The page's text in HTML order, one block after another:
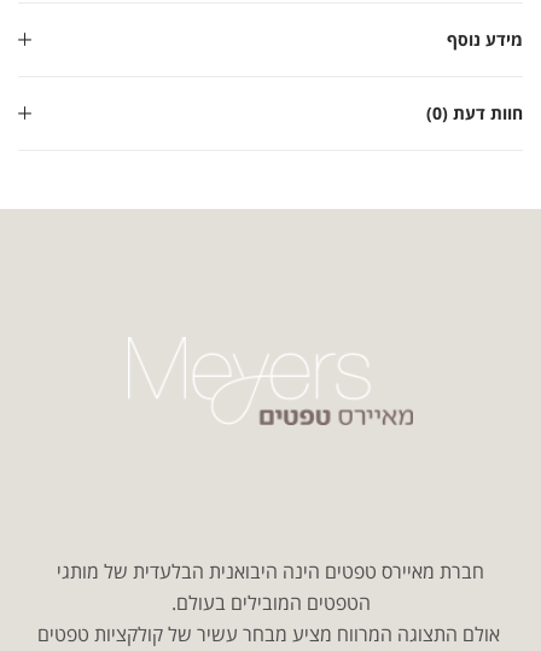
מידע נוסף
חוות דעת (0)
חברת מאיירס טפטים הינה היבואנית הבלעדית של מותגי
הטפטים המובילים בעולם.
אולם התצוגה המרווח מציע מבחר עשיר של קולקציות טפטים